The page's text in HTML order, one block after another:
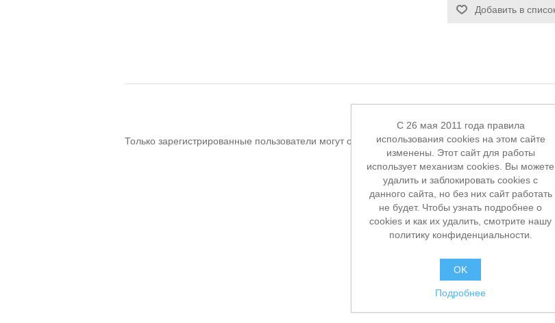
Добавить в
Только зарегистрированные пользователи могут оставлять отзывы
C 26 мая 2011 года правила
использования cookies на этом сайте
изменены. Этот сайт для работы
использует механизм cookies. Вы можете
удалить и заблокировать cookies с
данного сайта, но без них сайт работать
не будет. Чтобы узнать подробнее о
cookies и как их удалить, смотрите нашу
политику конфиденциальности.
OK
Подробнее